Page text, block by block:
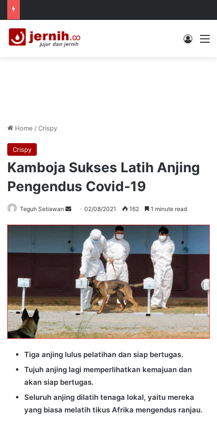
Log In
Home /Crispy
Crispy
Kamboja Sukses Latih Anjing
Pengendus Covid-19
Teguh Setiawan
Send02/08/2021 162 1 minute read
Tiga anjing lulus pelatihan dan siap bertugas.
Tujuh anjing lagi memperlihatkan kemajuan dan
akan siap bertugas.
Seluruh anjing dilatih tenaga lokal, yaitu mereka
yang biasa melatih tikus Afrika mengendus ranjau.